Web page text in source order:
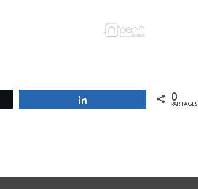
0
PARTAGES